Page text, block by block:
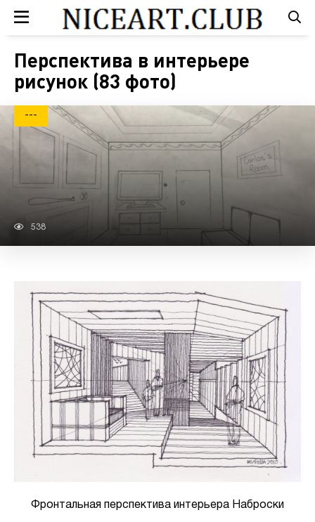
Перспектива в интерьере
рисунок (83 фото)
---
538
Фронтальная перспектива интерьера Наброски